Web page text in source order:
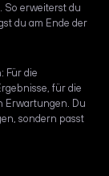
So erweiterst du
du am Ende der
Für die
für die
Erwartungen. Du
sondern passt